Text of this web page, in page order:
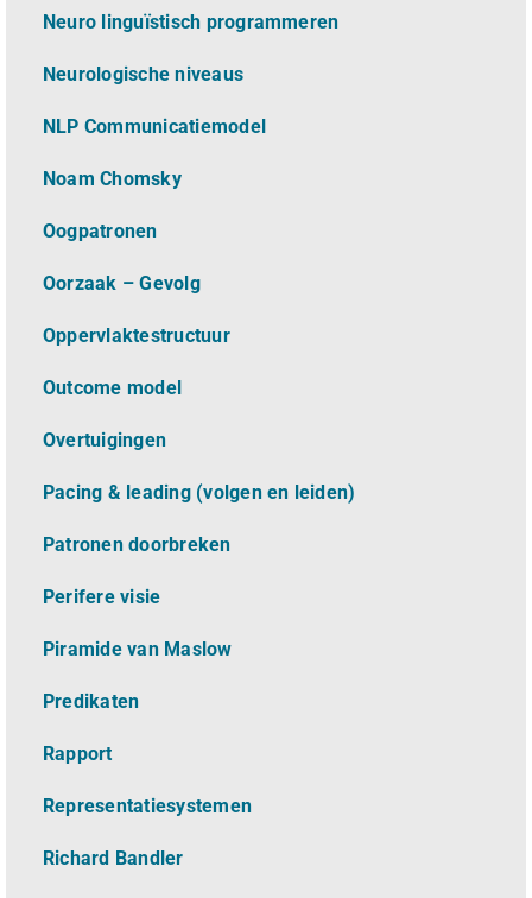
Neuro linguïstisch programmeren
Neurologische niveaus
NLP Communicatiemodel
Noam Chomsky
Oogpatronen
Oorzaak – Gevolg
Oppervlaktestructuur
Outcome model
Overtuigingen
Pacing & leading (volgen en leiden)
Patronen doorbreken
Perifere visie
Piramide van Maslow
Predikaten
Rapport
Representatiesystemen
Richard Bandler